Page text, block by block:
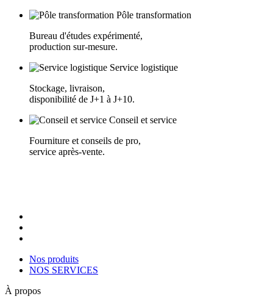
Pôle transformation
Bureau d'études expérimenté,
production sur-mesure.
Service logistique
Stockage, livraison,
disponibilité de J+1 à J+10.
Conseil et service
Fourniture et conseils de pro,
service après-vente.
Nos produits
NOS SERVICES
À propos